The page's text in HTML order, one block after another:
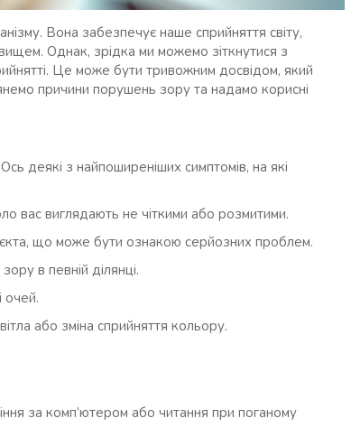
Вона забезпечує наше сприйняття світу,
Однак, зрідка ми можемо зіткнутися з
Це може бути тривожним досвідом, який
причини порушень зору та надамо корисні
деякі з найпоширеніших симптомів, на які
вас виглядають не чіткими або розмитими.
що може бути ознакою серйозних проблем.
в певній ділянці.
очей.
або зміна сприйняття кольору.
за комп’ютером або читання при поганому